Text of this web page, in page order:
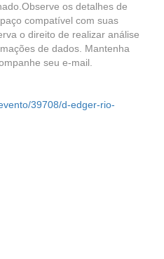
os detalhes de
compatível com suas
o direito de realizar análise
de dados. Mantenha
seu e-mail.
39708/d-edger-rio-